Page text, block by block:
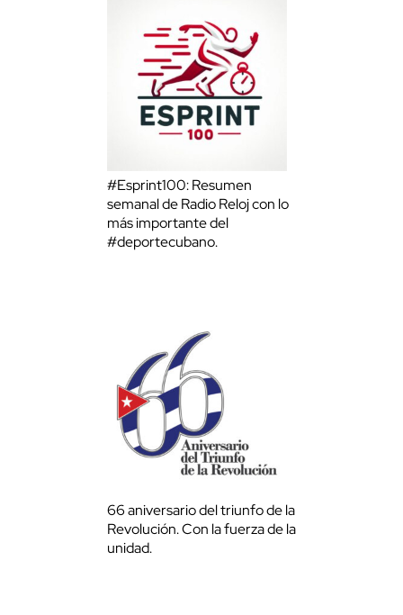
#Esprint100: Resumen
semanal de Radio Reloj con lo
más importante del
#deportecubano.
66 aniversario del triunfo de la
Revolución. Con la fuerza de la
unidad.